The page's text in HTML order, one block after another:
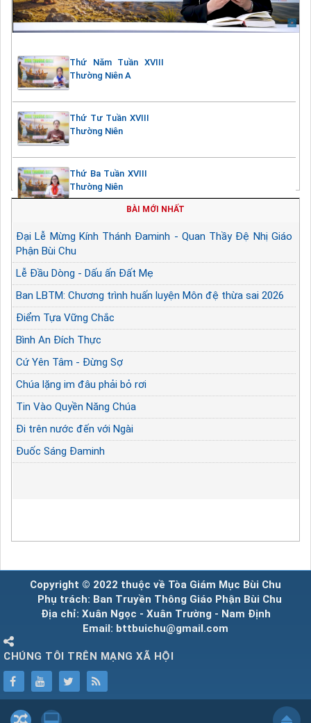
Thứ Năm Tuần XVIII
Thường Niên A
Thứ Tư Tuần XVIII
Thường Niên
Thứ Ba Tuần XVIII
Thường Niên
BÀI MỚI NHẤT
Đại Lễ Mừng Kính Thánh Đaminh - Quan Thầy Đệ Nhị Giáo
Phận Bùi Chu
Lễ Đầu Dòng - Dấu ấn Đất Mẹ
Ban LBTM: Chương trình huấn luyện Môn đệ thừa sai 2026
Điểm Tựa Vững Chắc
Bình An Đích Thực
Cứ Yên Tâm - Đừng Sợ
Chúa lặng im đâu phải bỏ rơi
Tin Vào Quyền Năng Chúa
Đi trên nước đến với Ngài
Đuốc Sáng Đaminh
Copyright © 2022 thuộc về Tòa Giám Mục Bùi Chu
Phụ trách: Ban Truyền Thông Giáo Phận Bùi Chu
Địa chỉ: Xuân Ngọc - Xuân Trường - Nam Định
Email: bttbuichu@gmail.com
CHÚNG TÔI TRÊN MẠNG XÃ HỘI